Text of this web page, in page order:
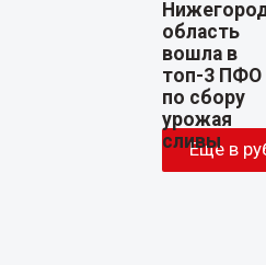
Еще в